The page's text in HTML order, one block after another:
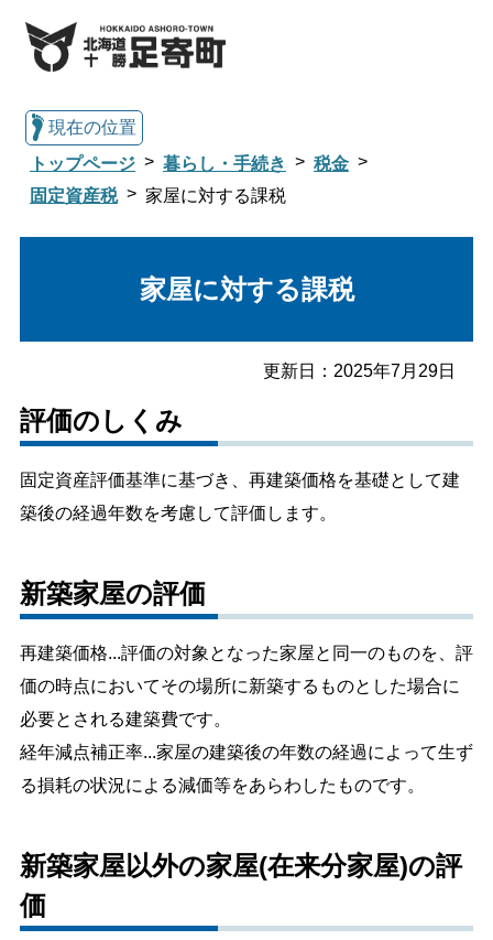
文字サイズ
標準 拡大
白 黒 黄 青
現在の位置
トップページ
暮らし・手続き
税金
固定資産税
家屋に対する課税
家屋に対する課税
更新日： 2025年7月29日
評価のしくみ
固定資産評価基準に基づき、再建築価格を基礎として建
築後の経過年数を考慮して評価します。
新築家屋の評価
再建築価格...評価の対象となった家屋と同一のものを、評
価の時点においてその場所に新築するものとした場合に
必要とされる建築費です。
経年減点補正率...家屋の建築後の年数の経過によって生ず
る損耗の状況による減価等をあらわしたものです。
新築家屋以外の家屋(在来分家屋)の評
価